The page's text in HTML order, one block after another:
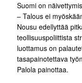
Suomi on
– Talous ei
Nousu edellyttää
teollisuuspoliittista
luottamus on
tasapainotettava
Palola painottaa.